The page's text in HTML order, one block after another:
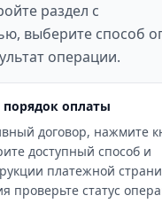
раздел с
выберите способ
операции.
оплаты
договор, нажмите
доступный способ и
платежной
проверьте статус